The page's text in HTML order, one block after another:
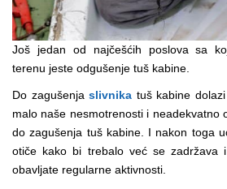
Još jedan od najčešćih poslova sa
terenu jeste odgušenje tuš kabine.
Do zagušenjaslivnika tuš kabine
malo naše nesmotrenosti i neadekvatno
do zagušenja tuš kabine. I nakon toga
otiče kako bi trebalo već se zadržava
obavljate regularne aktivnosti.